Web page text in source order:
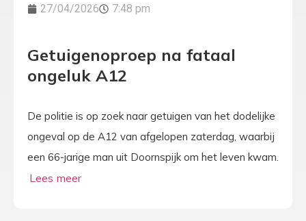
27/04/2026 7:48 pm
Getuigenoproep na fataal
ongeluk A12
De politie is op zoek naar getuigen van het dodelijke
ongeval op de A12 van afgelopen zaterdag, waarbij
een 66-jarige man uit Doornspijk om het leven kwam.